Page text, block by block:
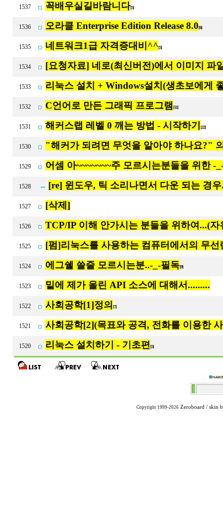
1537 꼭배우실길바람니다[5]
1536 오라클 Enterprise Edition Release 8.0 [6]
1535 네트워크1급 자격증대비^^ [5]
1534 [요청자료] 네로(최신버전)에서 이미지 파
1533 리눅스 설치 + Windows설치(생초보에게
1532 C언어로 만든 그래픽 프로그램 [11]
1531 해커스랩 레벨 0 깨는 방법 - 시작하기 [22]
1530 "해커가 되려면 무엇을 알아야 하나요?"
1529 어셈 아~~~~~~~주 모르시는분들을 위한 -
1528 [re] 윈도우, 틱 소리나면서 다운 되는 경
1527 [삭제]
1526 TCP/IP 이해 안가시는 분들을 위하여...(
1525 [펌]리눅스를 사용하는 컴퓨터에서의 무선
1524 에그쉘 쓸줄 모르시는분..-_-필독[9]
1523 밑에 제가 올린 API 소스에 대해서.........
1522 사회공학[1]정의 [7]
1521 사회공학[2](목표와 공격, 전화를 이용한
1520 리눅스 설치하기 - 기초편 [5]
Copyright 1999-2026 Zeroboard / skin